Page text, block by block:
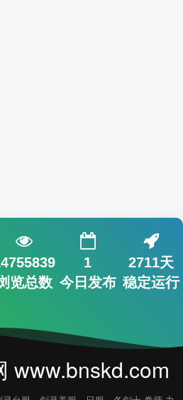
览总数
1
今日发布
2711天
稳定运行
www.bnskd.com